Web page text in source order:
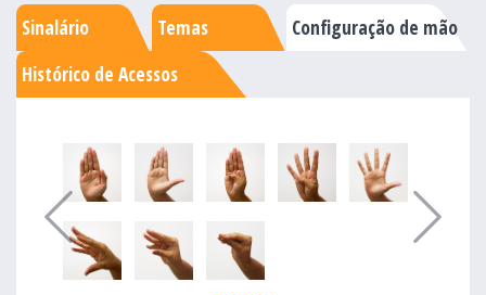
Sinalário Temas
Configuração de mão
Histórico de Acessos